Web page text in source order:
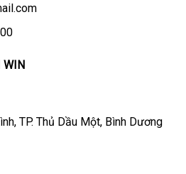
WIN
TP. Thủ Dầu Một, Bình Dương